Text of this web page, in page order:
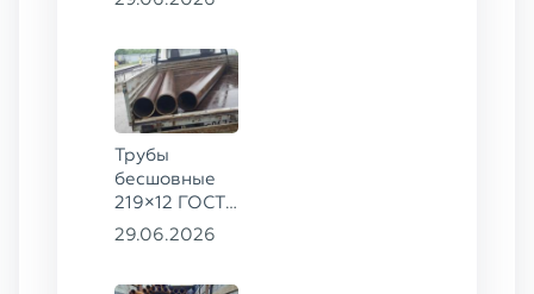
09Г2С
Трубы
бесшовные
219×12 ГОСТ
8732-78, ст.
29.06.2026